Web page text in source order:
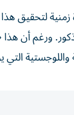
2031 كأفضل
ورغم أن